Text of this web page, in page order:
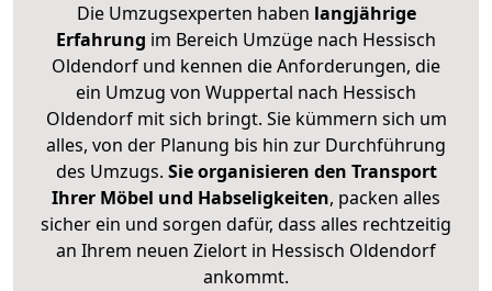
Die Umzugsexperten haben langjährige
Erfahrung im Bereich Umzüge nach Hessisch
Oldendorf und kennen die Anforderungen, die
ein Umzug von Wuppertal nach Hessisch
Oldendorf mit sich bringt. Sie kümmern sich um
alles, von der Planung bis hin zur Durchführung
des Umzugs. Sie organisieren den Transport
Ihrer Möbel und Habseligkeiten, packen alles
sicher ein und sorgen dafür, dass alles rechtzeitig
an Ihrem neuen Zielort in Hessisch Oldendorf
ankommt.